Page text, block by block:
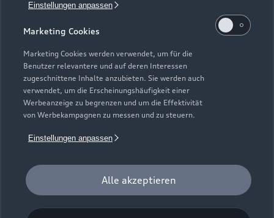
Einstellungen anpassen
Marketing Cookies
Marketing Cookies werden verwendet, um für die
Benutzer relevantere und auf deren Interessen
zugeschnittene Inhalte anzubieten. Sie werden auch
verwendet, um die Erscheinungshäufigkeit einer
Werbeanzeige zu begrenzen und um die Effektivität
von Werbekampagnen zu messen und zu steuern.
Einstellungen anpassen
Alle akzeptieren
Geschäftskunden
Audi Services
Garantie
Audi digital services
myAudi
Audi Code
Häufige Fragen (FAQ)
Audi Online Beratung
Online-Terminvereinbarung
Servicekontakt
Bordbuch & Bedienungsanleitungen
Verträge kündigen
Über Audi
Unternehmen
Karriere
Investor Relations
Audi erleben
© 2026 AUDI AG. Alle Rechte vorbehalten
Impressum Rechtliches
Cookie-Richtlinie
Digital Services Act
EU Data Act